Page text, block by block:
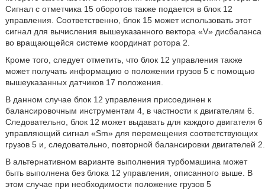
Сигнал с отметчика 15 оборотов также подается в блок 12
управления. Соответственно, блок 15 может использовать этот
сигнал для вычисления вышеуказанного вектора «V» дисбаланса
во вращающейся системе координат ротора 2.
Кроме того, следует отметить, что блок 12 управления также
может получать информацию о положении грузов 5 с помощью
вышеуказанных датчиков 17 положения.
В данном случае блок 12 управления присоединен к
балансировочным инструментам 4, в частности к двигателям 6.
Следовательно, блок 12 может выдавать для каждого двигателя 6
управляющий сигнал «Sm» для перемещения соответствующих
грузов 5 и, следовательно, повторной балансировки двигателей 2.
В альтернативном варианте выполнения турбомашина может
быть выполнена без блока 12 управления, описанного выше. В
этом случае при необходимости положение грузов 5